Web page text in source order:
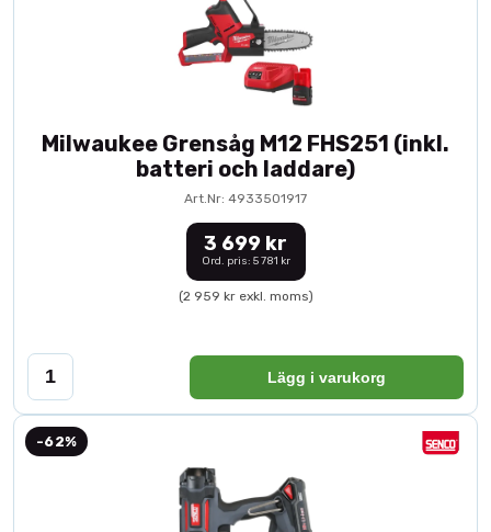
Milwaukee Grensåg M12 FHS251 (inkl.
batteri och laddare)
Art.Nr: 4933501917
3 699 kr
Ord. pris: 5 781 kr
(2 959 kr exkl. moms)
Lägg i varukorg
-62%